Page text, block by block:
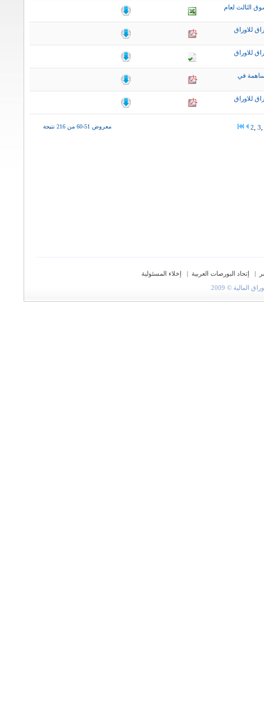
الثالث لعام
للاوراق
للاوراق
في
للاوراق
معروض 51-60 من 216 نتيجة 2 3
| إتحاد البورصات العربية |
إخلاء المسئولية
© 2009